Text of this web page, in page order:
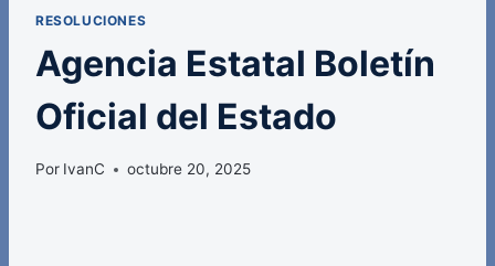
RESOLUCIONES
Agencia Estatal Boletín
Oficial del Estado
Por IvanC octubre 20, 2025